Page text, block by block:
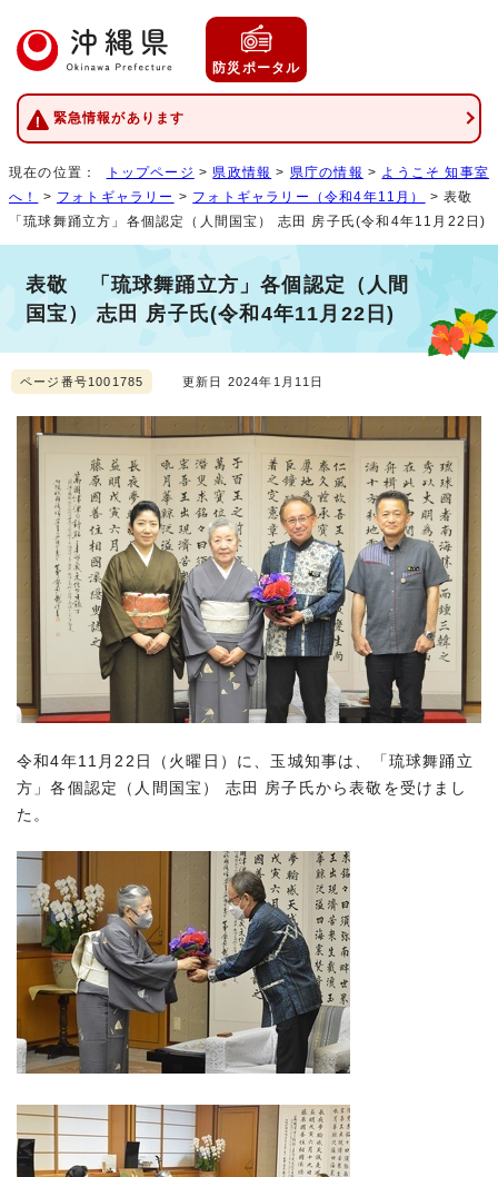
防災ポータル
緊急情報があります
現在の位置： トップページ > 県政情報 > 県庁の情報 > ようこそ 知事室
へ！
> フォトギャラリー > フォトギャラリー（令和4年11月）
> 表敬
「琉球舞踊立方」各個認定（人間国宝） 志田 房子氏(令和4年11月22日)
表敬 「琉球舞踊立方」各個認定（人間
国宝） 志田 房子氏(令和4年11月22日)
ページ番号1001785 更新日 2024年1月11日
令和4年11月22日（火曜日）に、玉城知事は、「琉球舞踊立
方」各個認定（人間国宝） 志田 房子氏から表敬を受けまし
た。